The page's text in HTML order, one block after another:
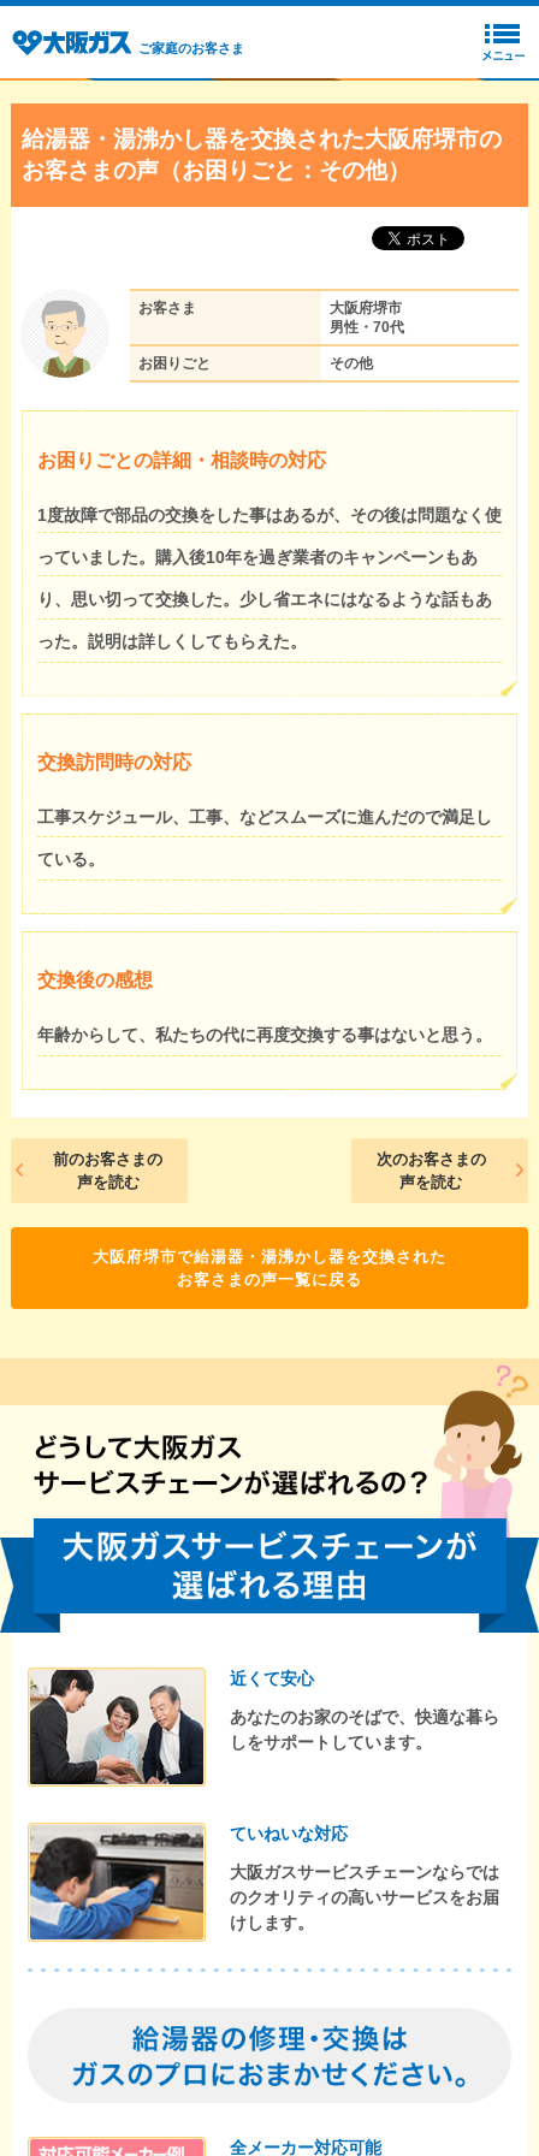
ご家庭のお客さま
給湯器・湯沸かし器を交換された大阪府堺市の
お客さまの声（お困りごと：その他）
お客さま
大阪府堺市
男性・70代
お困りごと その他
お困りごとの詳細・相談時の対応
1度故障で部品の交換をした事はあるが、その後は問題なく使
っていました。購入後10年を過ぎ業者のキャンペーンもあ
り、思い切って交換した。少し省エネにはなるような話もあ
った。説明は詳しくしてもらえた。
交換訪問時の対応
工事スケジュール、工事、などスムーズに進んだので満足し
ている。
交換後の感想
年齢からして、私たちの代に再度交換する事はないと思う。
前のお客さまの
声を読む
次のお客さまの
声を読む
大阪府堺市で給湯器・湯沸かし器を交換された
お客さまの声一覧に戻る
近くて安心
あなたのお家のそばで、快適な暮ら
しをサポートしています。
ていねいな対応
大阪ガスサービスチェーンならでは
のクオリティの高いサービスをお届
けします。
全メーカー対応可能